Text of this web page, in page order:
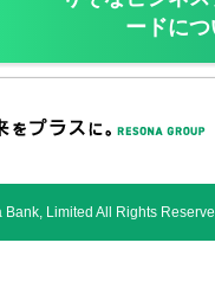
ードにつ
Limited All Rights